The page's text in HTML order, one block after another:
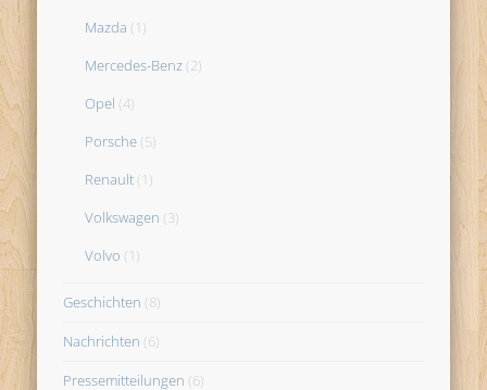
Mazda (1)
Mercedes-Benz (2)
Opel (4)
Porsche (5)
Renault (1)
Volkswagen (3)
Volvo (1)
Geschichten (8)
Nachrichten (6)
Pressemitteilungen (6)